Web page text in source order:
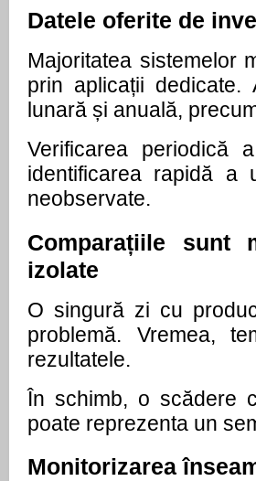
Datele oferite de
Majoritatea sistemelor
prin aplicații dedicate.
lunară și anuală,
Verificarea periodică
identificarea rapidă a
neobservate.
Comparațiile sunt
izolate
O singură zi cu
problemă. Vremea,
rezultatele.
În schimb, o scădere
poate reprezenta un
Monitorizarea